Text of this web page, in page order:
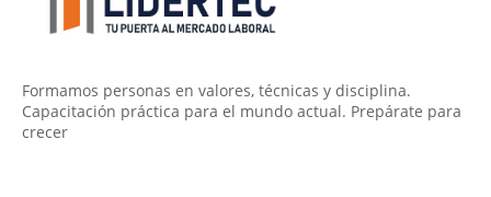
Formamos personas en valores, técnicas y disciplina.
Capacitación práctica para el mundo actual. Prepárate para
crecer